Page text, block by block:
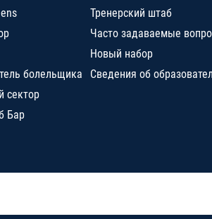
болельщика
сектор
Бар
Тренерский штаб
Часто задаваемые
Новый набор
Сведения об